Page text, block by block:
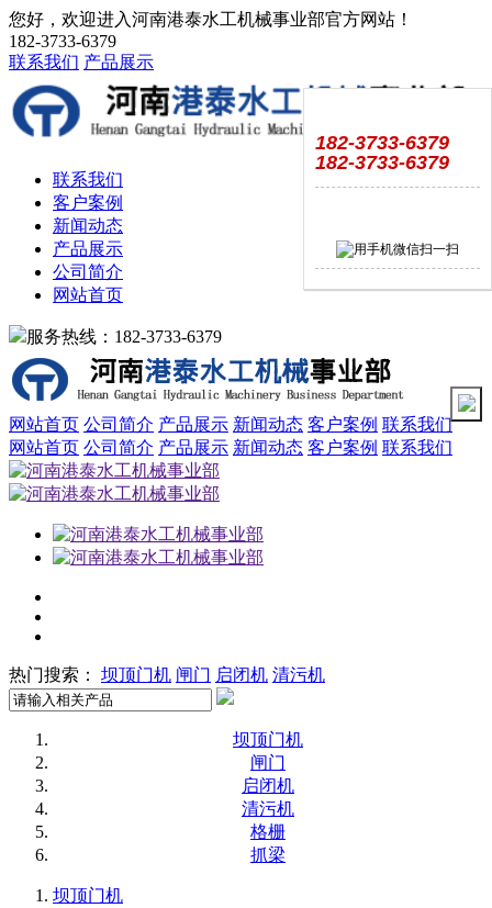
您好，欢迎进入河南港泰水工机械事业部官方网站！
182-3733-6379
联系我们 产品展示
联系我们
客户案例
新闻动态
产品展示
公司简介
网站首页
服务热线：182-3733-6379
网站首页 公司简介 产品展示 新闻动态 客户案例 联系我们
网站首页 公司简介 产品展示 新闻动态 客户案例 联系我们
热门搜索： 坝顶门机 闸门 启闭机 清污机
坝顶门机
闸门
启闭机
清污机
格栅
抓梁
坝顶门机
182-3733-6379
182-3733-6379